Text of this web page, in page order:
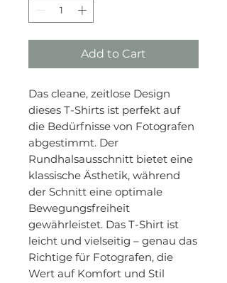
Add to Cart
Das cleane, zeitlose Design
dieses T-Shirts ist perfekt auf
die Bedürfnisse von Fotografen
abgestimmt. Der
Rundhalsausschnitt bietet eine
klassische Ästhetik, während
der Schnitt eine optimale
Bewegungsfreiheit
gewährleistet. Das T-Shirt ist
leicht und vielseitig – genau das
Richtige für Fotografen, die
Wert auf Komfort und Stil